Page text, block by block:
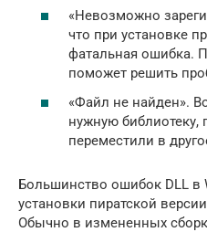
«Невозможно
что при установке
фатальная ошибка.
поможет решить
«Файл не найден».
нужную библиотеку,
переместили в
Большинство ошибок DLL в
установки пиратской
Обычно в измененных